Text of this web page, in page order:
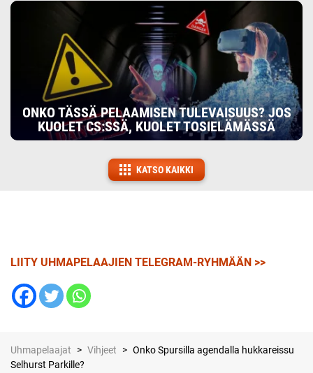
ONKO TÄSSÄ PELAAMISEN TULEVAISUUS? JOS
KUOLET CS:SSÄ, KUOLET TOSIELÄMÄSSÄ
KATSO KAIKKI
LIITY UHMAPELAAJIEN TELEGRAM-RYHMÄÄN >>
Uhmapelaajat > Vihjeet > Onko Spursilla agendalla hukkareissu
Selhurst Parkille?